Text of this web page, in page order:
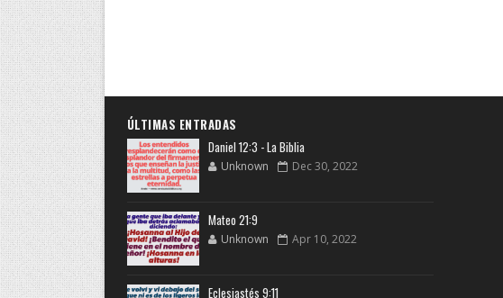
ÚLTIMAS ENTRADAS
Daniel 12:3 - La Biblia
Unknown Dec 30, 2022
Mateo 21:9
Unknown Apr 10, 2022
Eclesiastés 9:11